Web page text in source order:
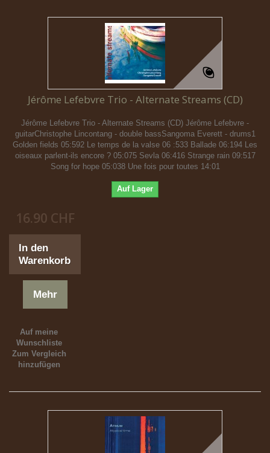
Jérôme Lefebvre Trio - Alternate Streams (CD)
Jérôme Lefebvre Trio - Alternate Streams (CD) Jérôme Lefebvre -
guitarChristophe Lincontang - double bassSangoma Everett - drums1
Golden fields 05:592 Le temps de la valse 06 :533 Ballade 06:194 Les
oiseaux parlent-ils encore ? 05:075 Sevla 06:416 Strange rain 09:517
Song for hope 05:038 Une fois pour toutes 14:01
Auf Lager
16.90 CHF
In den
Warenkorb
Mehr
Auf meine
Wunschliste
Zum Vergleich
hinzufügen